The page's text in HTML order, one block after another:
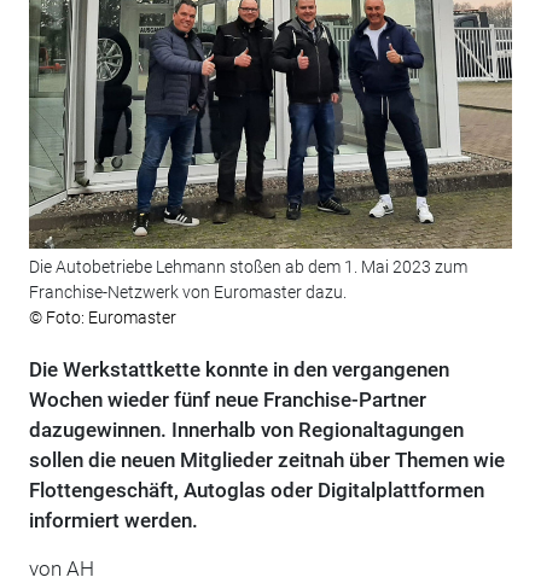
Die Autobetriebe Lehmann stoßen ab dem 1. Mai 2023 zum
Franchise-Netzwerk von Euromaster dazu.
© Foto: Euromaster
Die Werkstattkette konnte in den vergangenen
Wochen wieder fünf neue Franchise-Partner
dazugewinnen. Innerhalb von Regionaltagungen
sollen die neuen Mitglieder zeitnah über Themen wie
Flottengeschäft, Autoglas oder Digitalplattformen
informiert werden.
von AH